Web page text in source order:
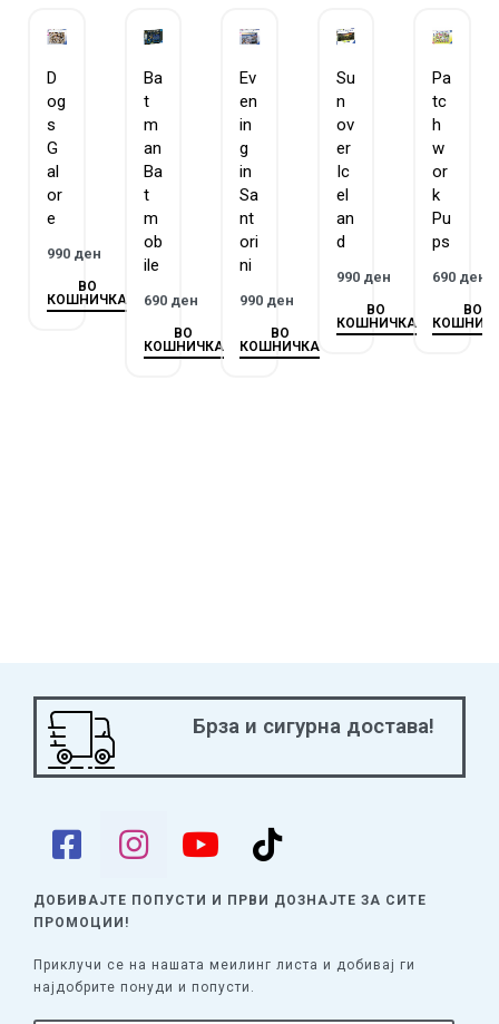
ГОБЛИН е официјален дистрибутер на Равенсбургер за
D
og
s
G
al
or
e
990 ден
ВО
КОШНИЧКА
Ba
t
m
an
Ba
t
m
ob
ile
690 ден
ВО
КОШНИЧКА
Ev
en
in
g
in
Sa
nt
ori
ni
990 ден
ВО
КОШНИЧКА
Su
n
ov
er
Ic
el
an
d
990 ден
ВО
КОШНИЧКА
Pa
tc
h
w
or
k
Pu
ps
690 ден
ВО
Брза и сигурна достава!
ДОБИВАЈТЕ ПОПУСТИ И ПРВИ ДОЗНАЈТЕ ЗА СИТЕ
ПРОМОЦИИ!
Приклучи се на нашата меилинг листа и добивај ги
најдобрите понуди и попусти.